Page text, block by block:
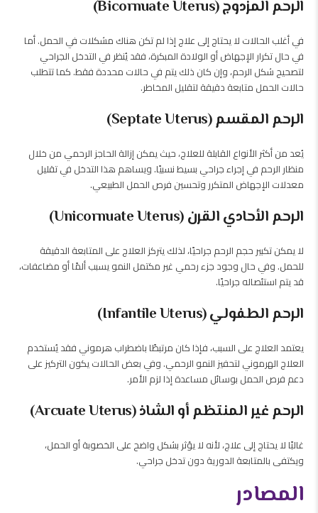
الرحم المزدوج (Bicornuate Uterus)
في أغلب الحالات لا يحتاج إلى علاج إذا لم تكن هناك مشكلات في الحمل. أما
في حال تكرار الإجهاض أو الولادة المبكرة، فقد يُنظر في التدخل الجراحي
لتصحيح شكل الرحم، وإن كان ذلك يتم في حالات محددة فقط. كما تتطلب
حالات الحمل متابعة دقيقة لتقليل المخاطر.
الرحم المقسم (Septate Uterus)
يُعد من أكثر الأنواع القابلة للعلاج، حيث يمكن إزالة الحاجز الرحمي من خلال
منظار الرحم في إجراء جراحي بسيط نسبيًا. ويساهم هذا التدخل في تقليل
معدلات الإجهاض المتكرر وتحسين فرص الحمل الطبيعي.
الرحم الأحادي القرن (Unicornuate Uterus)
لا يمكن تكبير حجم الرحم جراحيًا، لذلك يتركز العلاج على المتابعة الدقيقة
للحمل. وفي حال وجود جزء رحمي غير مكتمل النمو يسبب ألمًا أو مضاعفات،
قد يتم استئصاله جراحيًا.
الرحم الطفولي (Infantile Uterus)
يعتمد العلاج على السبب، فإذا كان مرتبطًا باضطراب هرموني فقد يُستخدم
العلاج الهرموني لتحفيز النمو الرحمي. وفي بعض الحالات يكون التركيز على
دعم فرص الحمل بوسائل مساعدة إذا لزم الأمر.
الرحم غير المنتظم أو الشاذ (Arcuate Uterus)
غالبًا لا يحتاج إلى علاج، لأنه لا يؤثر بشكل واضح على الخصوبة أو الحمل،
ويكتفى بالمتابعة الدورية دون تدخل جراحي.
المصادر